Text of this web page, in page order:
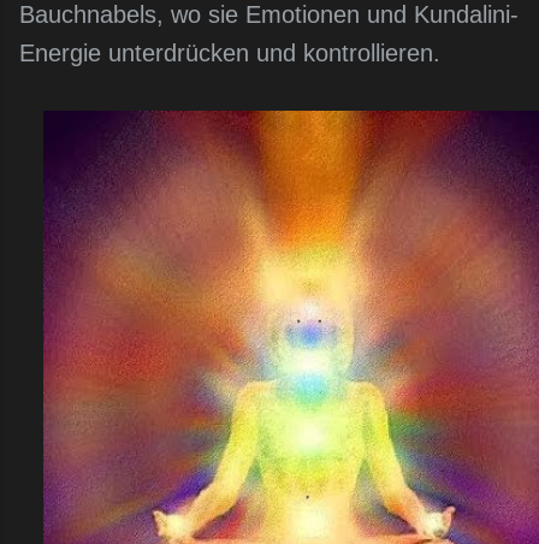
Bauchnabels, wo sie Emotionen und Kundalini-
Energie unterdrücken und kontrollieren.